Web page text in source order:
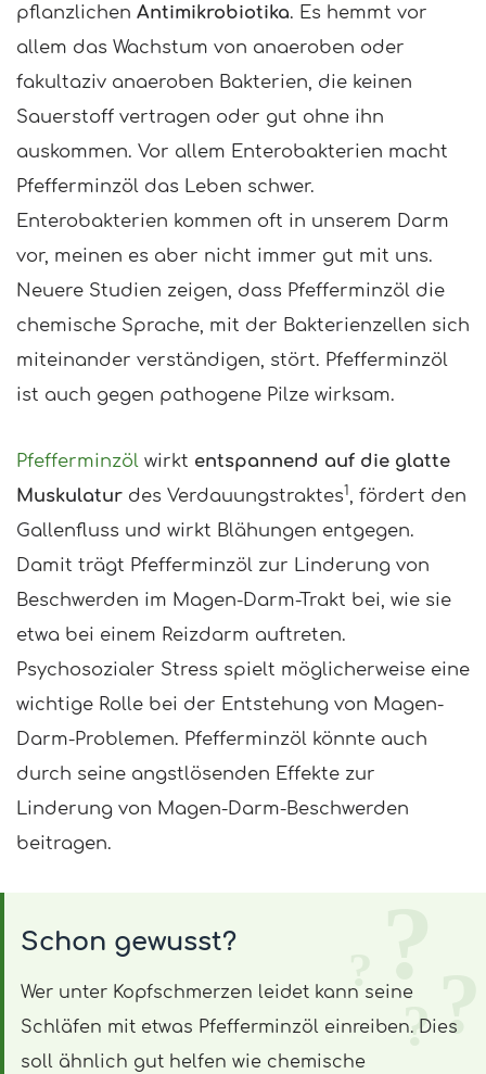
pflanzlichen Antimikrobiotika. Es hemmt vor
allem das Wachstum von anaeroben oder
fakultaziv anaeroben Bakterien, die keinen
Sauerstoff vertragen oder gut ohne ihn
auskommen. Vor allem Enterobakterien macht
Pfefferminzöl das Leben schwer.
Enterobakterien kommen oft in unserem Darm
vor, meinen es aber nicht immer gut mit uns.
Neuere Studien zeigen, dass Pfefferminzöl die
chemische Sprache, mit der Bakterienzellen sich
miteinander verständigen, stört. Pfefferminzöl
ist auch gegen pathogene Pilze wirksam.
Pfefferminzöl wirkt entspannend auf die glatte
Muskulatur des Verdauungstraktes1 , fördert den
Gallenfluss und wirkt Blähungen entgegen.
Damit trägt Pfefferminzöl zur Linderung von
Beschwerden im Magen-Darm-Trakt bei, wie sie
etwa bei einem Reizdarm auftreten.
Psychosozialer Stress spielt möglicherweise eine
wichtige Rolle bei der Entstehung von Magen-
Darm-Problemen. Pfefferminzöl könnte auch
durch seine angstlösenden Effekte zur
Linderung von Magen-Darm-Beschwerden
beitragen.
Schon gewusst?
Wer unter Kopfschmerzen leidet kann seine
Schläfen mit etwas Pfefferminzöl einreiben. Dies
soll ähnlich gut helfen wie chemische